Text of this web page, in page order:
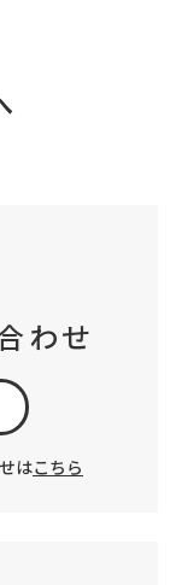
わせ
はこちら